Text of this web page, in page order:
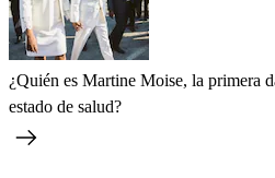
¿Quién es Martine Moise, la primera
estado de salud?